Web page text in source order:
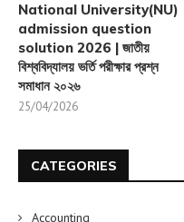
National University(NU)
admission question
solution 2026 | জাতীয়
বিশ্ববিদ্যালয় ভর্তি পরীক্ষার প্রশ্ন
সমাধান ২০২৬
25/04/2026
CATEGORIES
Accounting